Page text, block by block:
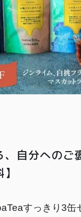
、自分へのご
すっきり3缶